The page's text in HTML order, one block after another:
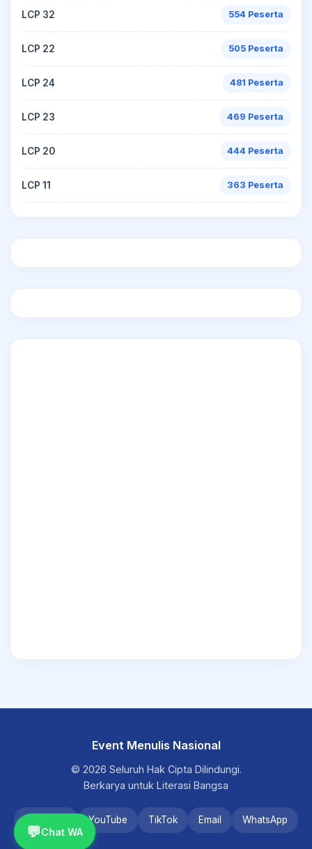
LCP 32 554 Peserta
LCP 22 505 Peserta
LCP 24 481 Peserta
LCP 23 469 Peserta
LCP 20 444 Peserta
LCP 11 363 Peserta
Event Menulis Nasional
© 2026 Seluruh Hak Cipta Dilindungi.
Berkarya untuk Literasi Bangsa
YouTube TikTok Email WhatsApp
💬Chat WA